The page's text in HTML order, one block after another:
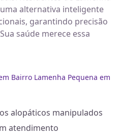
alternativa inteligente
garantindo precisão
saúde merece essa
Bairro Lamenha Pequena em
alopáticos manipulados
atendimento